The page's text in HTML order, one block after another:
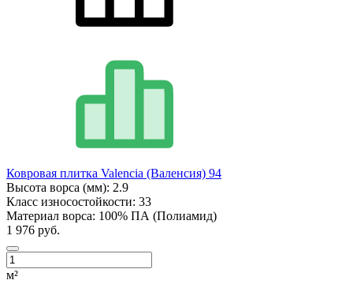
Ковровая плитка Valencia (Валенсия) 94
Высота ворса (мм): 2.9
Класс износостойкости: 33
Материал ворса: 100% ПА (Полиамид)
1 976 руб.
м²